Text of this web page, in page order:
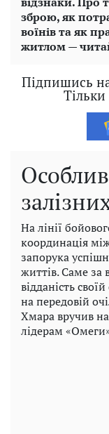
зброю, як
воїнів та як
житлом —
Підпишись
На лінії
координація
запорука
життів. Саме за
відданість
на передовій
Хмара вручив
лідерам